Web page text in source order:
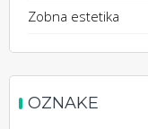
Zobna estetika
OZNAKE